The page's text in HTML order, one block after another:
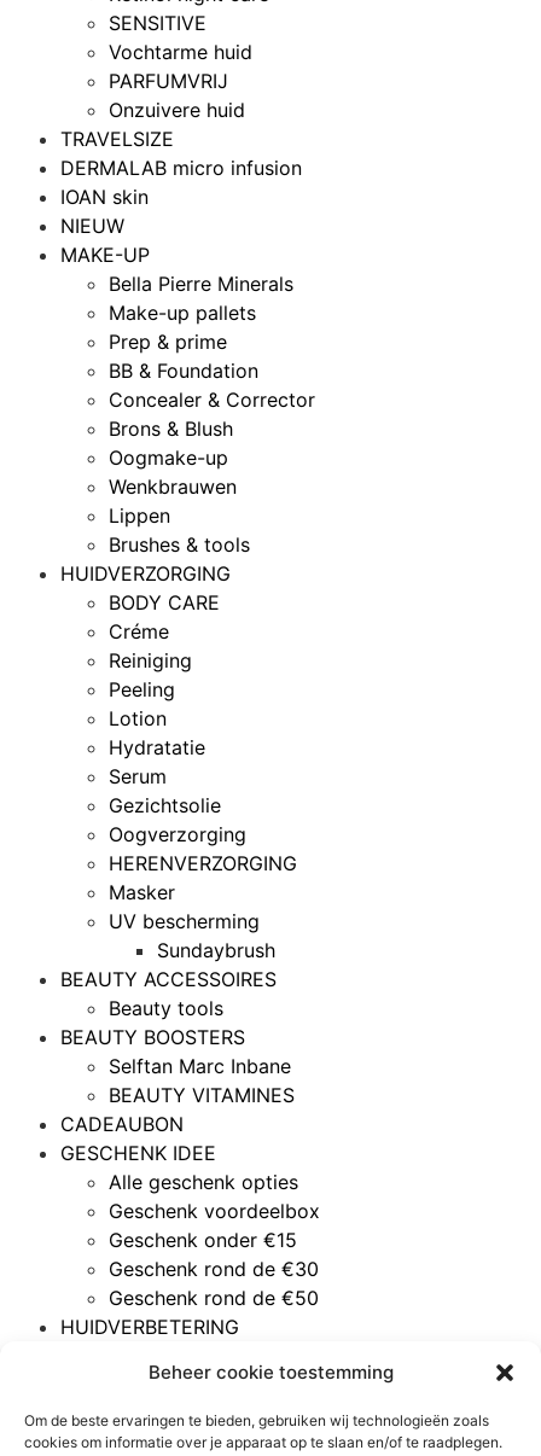
Beheer cookie toestemming
Om de beste ervaringen te bieden, gebruiken wij technologieën zoals
cookies om informatie over je apparaat op te slaan en/of te raadplegen.
SENSITIVE
Vochtarme huid
PARFUMVRIJ
Onzuivere huid
TRAVELSIZE
DERMALAB micro infusion
IOAN skin
NIEUW
MAKE-UP
Bella Pierre Minerals
Make-up pallets
Prep & prime
BB & Foundation
Concealer & Corrector
Brons & Blush
Oogmake-up
Wenkbrauwen
Lippen
Brushes & tools
HUIDVERZORGING
BODY CARE
Créme
Reiniging
Peeling
Lotion
Hydratatie
Serum
Gezichtsolie
Oogverzorging
HERENVERZORGING
Masker
UV bescherming
Sundaybrush
BEAUTY ACCESSOIRES
Beauty tools
BEAUTY BOOSTERS
Selftan Marc Inbane
BEAUTY VITAMINES
CADEAUBON
GESCHENK IDEE
Alle geschenk opties
Geschenk voordeelbox
Geschenk onder €15
Geschenk rond de €30
Geschenk rond de €50
HUIDVERBETERING
Gemengde huid
Gevoelige huid
Rijpere huid